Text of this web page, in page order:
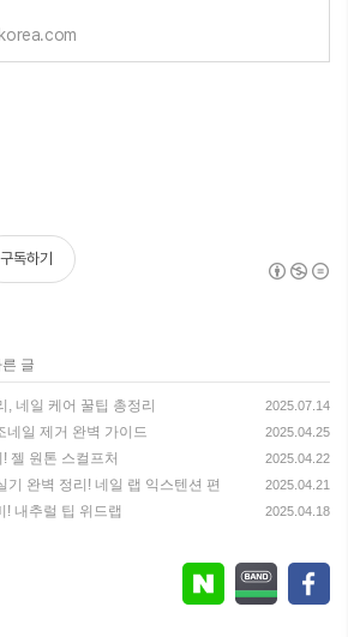
구독하기
글
네일 케어 꿀팁 총정리 2025.07.14
네일 제거 완벽 가이드 2025.04.25
젤 원톤 스컬프처 2025.04.22
기 완벽 정리! 네일 랩 익스텐션 편 2025.04.21
! 내추럴 팁 위드랩 2025.04.18